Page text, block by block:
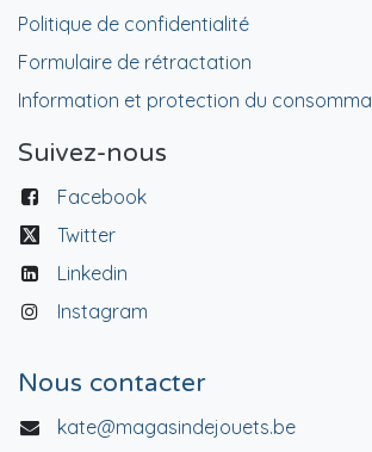
Politique de confidentialité
Formulaire de rétractation
Information et protection du
Suivez-nous
Facebook
Twitter
Linkedin
Instagram
Nous contacter
kate@magasindejouets.be